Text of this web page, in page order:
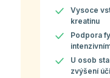
Vysoce
kreatinu
Podpora
U osob
zvýšení